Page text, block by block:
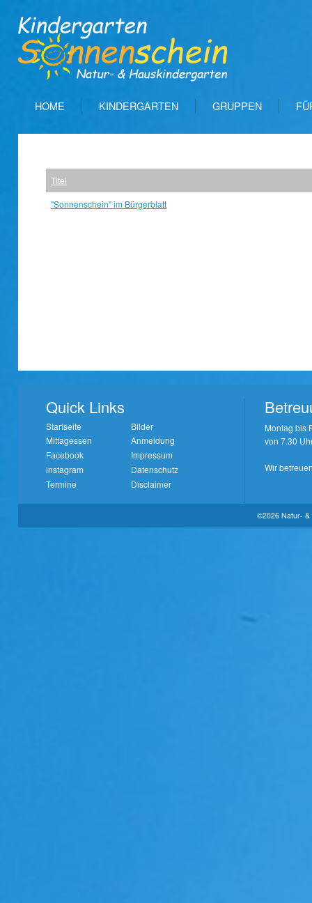
HOME KINDERGARTEN GRUPPEN
Titel
"Sonnenschein" im Bürgerblatt
Quick Links
Startseite
Bilder
Mittagessen
Anmeldung
Facebook
Impressum
instagram
Datenschutz
Termine
Disclaimer
Montag bis
von 7.30
Wir
©2026 Natur- &